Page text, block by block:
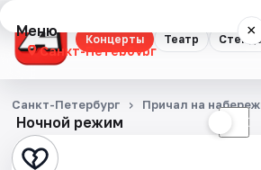
Концерты Театр
Меню ×
Санкт-Петербург
Концерты
Театр
Ночной режим ☾
Санкт-Петербург Причал на